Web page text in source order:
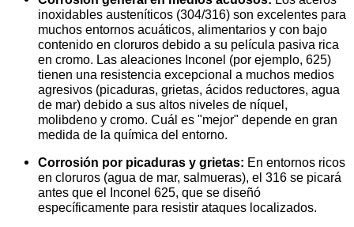
inoxidables austeníticos (304/316) son excelentes para
muchos entornos acuáticos, alimentarios y con bajo
contenido en cloruros debido a su película pasiva rica
en cromo. Las aleaciones Inconel (por ejemplo, 625)
tienen una resistencia excepcional a muchos medios
agresivos (picaduras, grietas, ácidos reductores, agua
de mar) debido a sus altos niveles de níquel,
molibdeno y cromo. Cuál es "mejor" depende en gran
medida de la química del entorno.
Corrosión por picaduras y grietas: En entornos ricos
en cloruros (agua de mar, salmueras), el 316 se picará
antes que el Inconel 625, que se diseñó
específicamente para resistir ataques localizados.